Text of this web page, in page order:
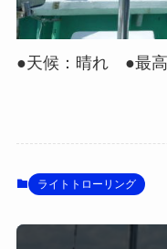
●天候：晴れ ●最
ライトトローリング